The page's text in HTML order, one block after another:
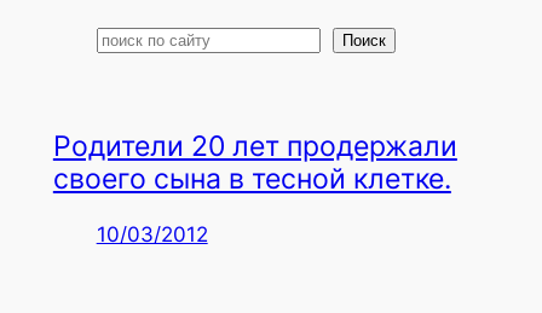
Поиск Поиск
Родители 20 лет продержали
своего сына в тесной клетке.
10/03/2012